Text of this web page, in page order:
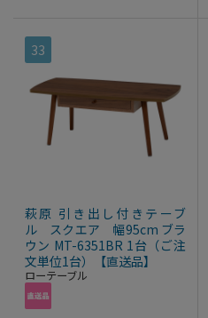
33
萩原 引き出し付きテーブ
ル スクエア 幅95cm ブラ
ウン MT-6351BR 1台（ご注
文単位1台）【直送品】
ローテーブル